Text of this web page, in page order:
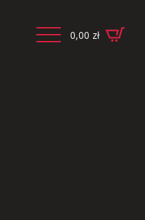
0,00 zł